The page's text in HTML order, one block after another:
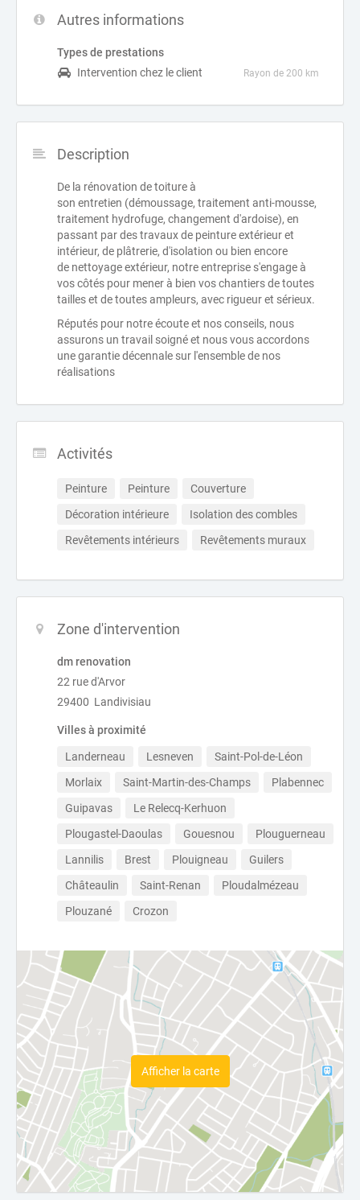
Autres informations
Types de prestations
Intervention chez le client
Rayon de 200 km
Description
De la rénovation de toiture à
son entretien (démoussage, traitement anti-mousse,
traitement hydrofuge, changement d'ardoise), en
passant par des travaux de peinture extérieur et
intérieur, de plâtrerie, d'isolation ou bien encore
de nettoyage extérieur, notre entreprise s'engage à
vos côtés pour mener à bien vos chantiers de toutes
tailles et de toutes ampleurs, avec rigueur et sérieux.
Réputés pour notre écoute et nos conseils, nous
assurons un travail soigné et nous vous accordons
une garantie décennale sur l'ensemble de nos
réalisations
Activités
Peinture Peinture
Couverture
Décoration intérieure
Isolation des combles
Revêtements intérieurs
Revêtements muraux
Zone d'intervention
dm renovation
22 rue d'Arvor
29400 Landivisiau
Villes à proximité
Landerneau Lesneven
Saint-Pol-de-Léon
Morlaix
Saint-Martin-des-Champs
Plabennec
Guipavas
Le Relecq-Kerhuon
Plougastel-Daoulas
Gouesnou
Plouguerneau
Lannilis
Brest Plouigneau
Guilers
Châteaulin
Saint-Renan
Ploudalmézeau
Plouzané
Crozon
Afficher la carte